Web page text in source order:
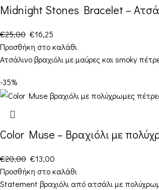
Midnight Stones Bracelet –
€25,00 €16,25
Προσθήκη στο καλάθι
Ατσάλινο βραχιόλι με μαύρες και smoky
-35%
Color Muse – Βραχιόλι με
€20,00 €13,00
Προσθήκη στο καλάθι
Statement βραχιόλι από ατσάλι με